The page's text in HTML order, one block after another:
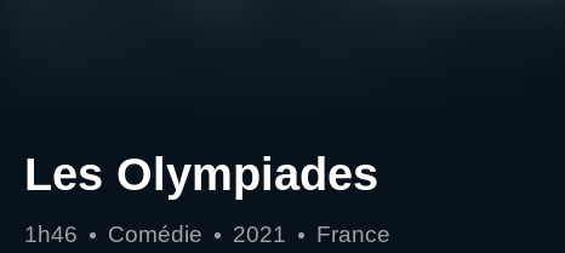
Les Olympiades
1h46 Comédie 2021
France